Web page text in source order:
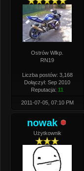
Ostrów Wlkp.
RN19
Liczba postów: 3,168
Dołączył: Sep 2010
Reputacja: 11
2011-07-05, 07:10 PM
nowak
Użytkownik